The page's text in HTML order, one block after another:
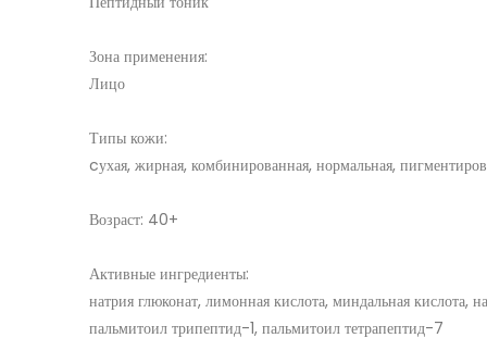
Зона применения:
Лицо
Типы кожи:
cухая, жирная, комбинированная, нормальная,
Возраст: 40+
Активные ингредиенты:
натрия глюконат, лимонная кислота, миндальная кислота,
пальмитоил трипептид-1, пальмитоил тетрапептид-7